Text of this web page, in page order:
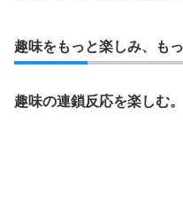
趣味をもっと楽しみ、も
趣味の連鎖反応を楽しむ。